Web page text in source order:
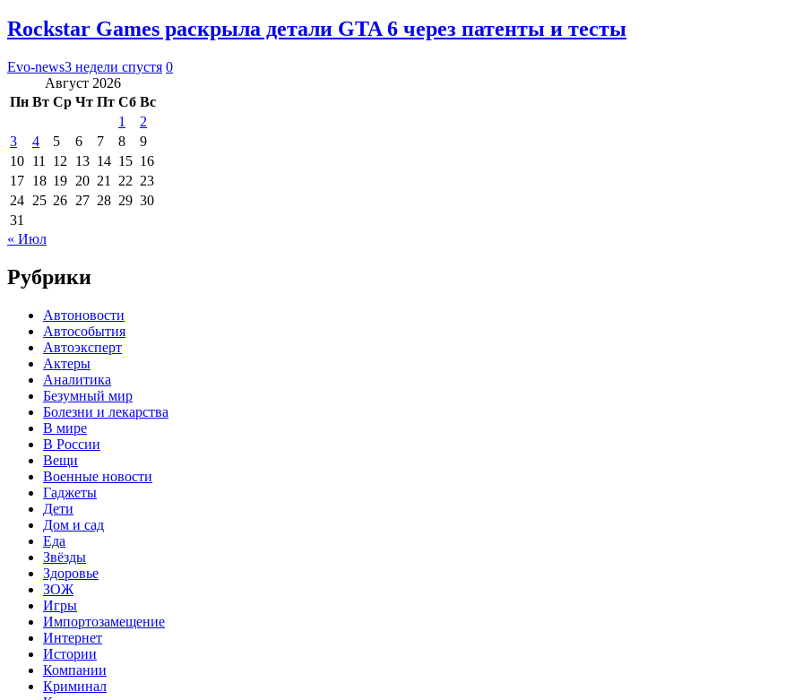
Rockstar Games раскрыла детали GTA 6 через патенты и тесты
Evo-news3 недели спустя 0
Август 2026
Пн Вт Ср Чт Пт Сб Вс
1
2
3
4 5 6 7 8
9
10 11 12 13 14 15 16
17 18 19 20 21 22 23
24 25 26 27 28 29 30
31
« Июл
Рубрики
Автоновости
Автособытия
Автоэксперт
Актеры
Аналитика
Безумный мир
Болезни и лекарства
В мире
В России
Вещи
Военные новости
Гаджеты
Дети
Дом и сад
Еда
Звёзды
Здоровье
ЗОЖ
Игры
Импортозамещение
Интернет
Истории
Компании
Криминал